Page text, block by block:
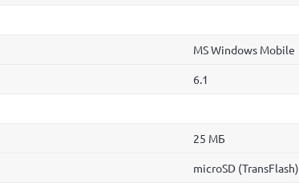
MS Windows Mobile
6.1
25 МБ
microSD (TransFlash)